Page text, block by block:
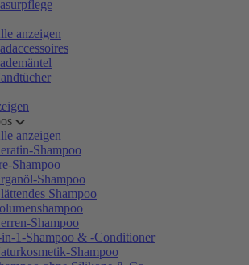
anzeigen
anzeigen
Shampoo
Shampoo
Shampoo
Shampoo
Shampoo
in-1-Shampoo & -Conditioner
Shampoo